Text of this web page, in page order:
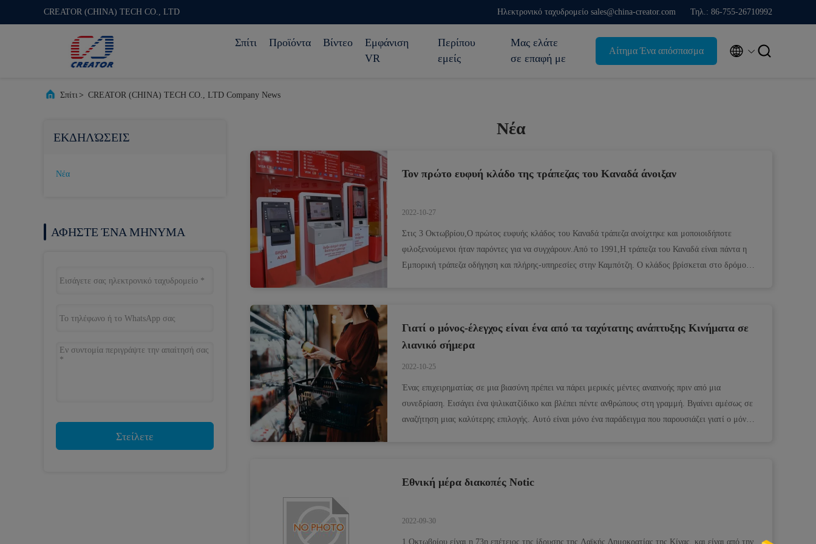
CREATOR (CHINA) TECH CO., LTD Ηλεκτρονικό ταχυδρομείο sales@china-creator.com Τηλ.: 86-755-26710992
Σπίτι Προϊόντα Βίντεο
Εμφάνιση
VR
Περίπου
εμείς
Μας ελάτε
σε επαφή με
Αίτημα Ένα απόσπασμα  
Σπίτι> CREATOR (CHINA) TECH CO., LTD Company News
ΕΚΔΗΛΏΣΕΙΣ
Νέα
ΑΦΗΣΤΕ ΈΝΑ ΜΗΝΥΜΑ
Στείλετε
Νέα
Τον πρώτο ευφυή κλάδο της τράπεζας του Καναδά άνοιξαν
2022-10-27
Στις 3 Οκτωβρίου,Ο πρώτος ευφυής κλάδος του Καναδά τράπεζα ανοίχτηκε και μοποιοιδήποτε
φιλοξενούμενοι ήταν παρόντες για να συγχάρουν.Από το 1991,Η τράπεζα του Καναδά είναι πάντα η
Εμπορική τράπεζα οδήγηση και πλήρης-υπηρεσίες στην Καμπότζη. Ο κλάδος βρίσκεται στο δρόμο
Γιατί ο μόνος-έλεγχος είναι ένα από τα ταχύτατης ανάπτυξης Κινήματα σε
λιανικό σήμερα
2022-10-25
Ένας επιχειρηματίας σε μια βιασύνη πρέπει να πάρει μερικές μέντες αναπνοής πριν από μια
συνεδρίαση. Εισάγει ένα ψιλικατζίδικο και βλέπει πέντε ανθρώπους στη γραμμή. Βγαίνει αμέσως σε
αναζήτηση μιας καλύτερης επιλογής. Αυτό είναι μόνο ένα παράδειγμα που παρουσιάζει γιατί ο μόνος-
Εθνική μέρα διακοπές Notic
2022-09-30
1 Οκτωβρίου είναι η 73η επέτειος της ίδρυσης της Λαϊκής Δημοκρατίας της Κίνας, και είναι από την